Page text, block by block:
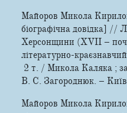
Майоров Микола
біографічна довідка] //
Херсонщини (XVII –
літературно-
2 т. / Микола Каляка ;
В. С. Загороднюк. –
Майоров Микола